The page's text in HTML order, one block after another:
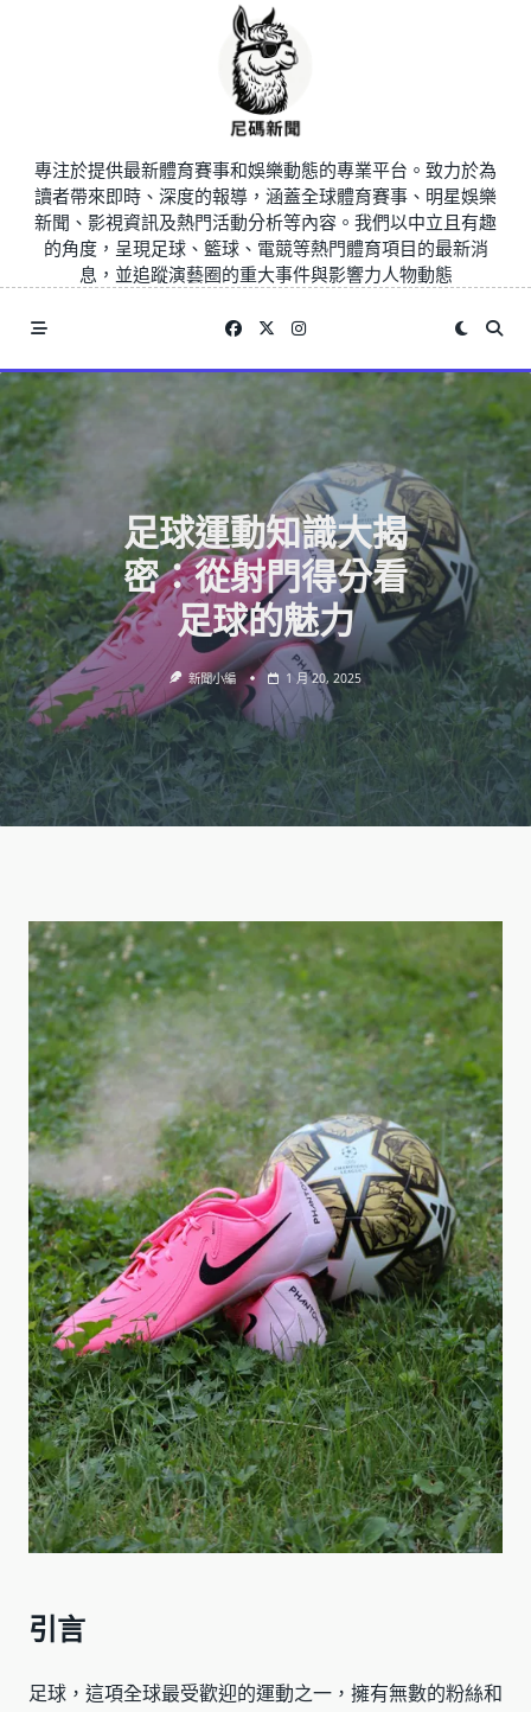
專注於提供最新體育賽事和娛樂動態的專業平台。致力於為
讀者帶來即時、深度的報導，涵蓋全球體育賽事、明星娛樂
新聞、影視資訊及熱門活動分析等內容。我們以中立且有趣
的角度，呈現足球、籃球、電競等熱門體育項目的最新消
息，並追蹤演藝圈的重大事件與影響力人物動態
足球運動知識大揭
密：從射門得分看
足球的魅力
新聞小編 1 月 20, 2025
引言
足球，這項全球最受歡迎的運動之一，擁有無數的粉絲和